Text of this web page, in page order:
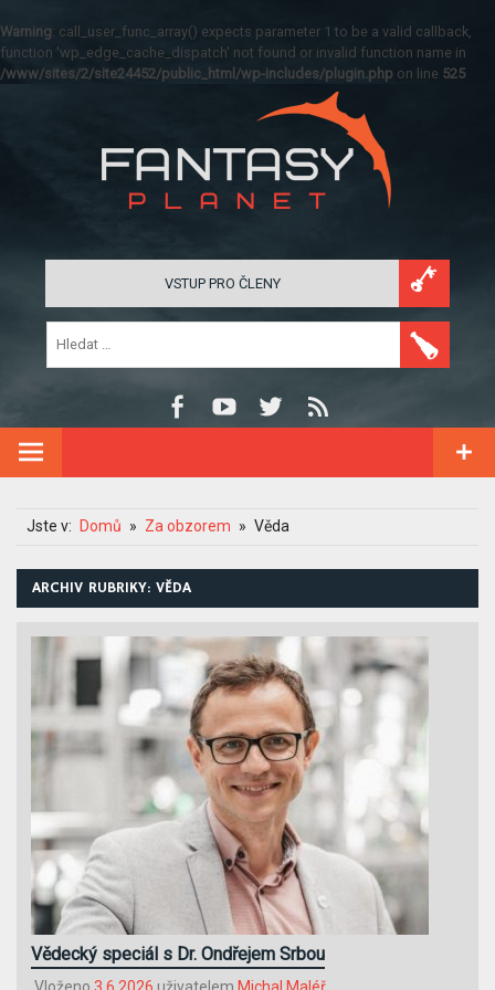
Warning: call_user_func_array() expects parameter 1 to be a valid callback,
function 'wp_edge_cache_dispatch' not found or invalid function name in
/www/sites/2/site24452/public_html/wp-includes/plugin.php on line 525
VSTUP PRO ČLENY
Jste v: Domů Za obzorem Věda
ARCHIV RUBRIKY: VĚDA
Vědecký speciál s Dr. Ondřejem Srbou